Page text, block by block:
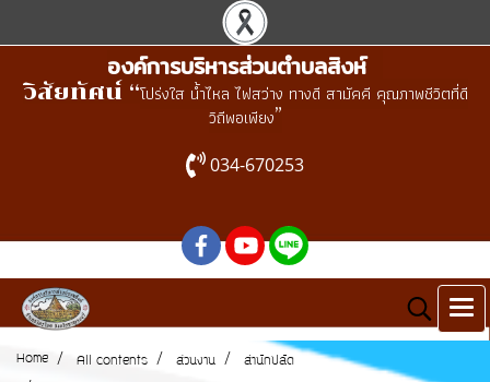
องค์การบริหารส่วนตำบลสิงห์
วิสัยทัศน์ “โปร่งใส น้ำไหล ไฟสว่าง ทางดี สามัคคี คุณภาพชีวิตที่ดี
วิถีพอเพียง”
034-670253
Home All contents ส่วนงาน สำนักปลัด